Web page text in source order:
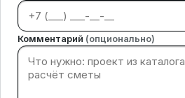
Комментарий (опционально)